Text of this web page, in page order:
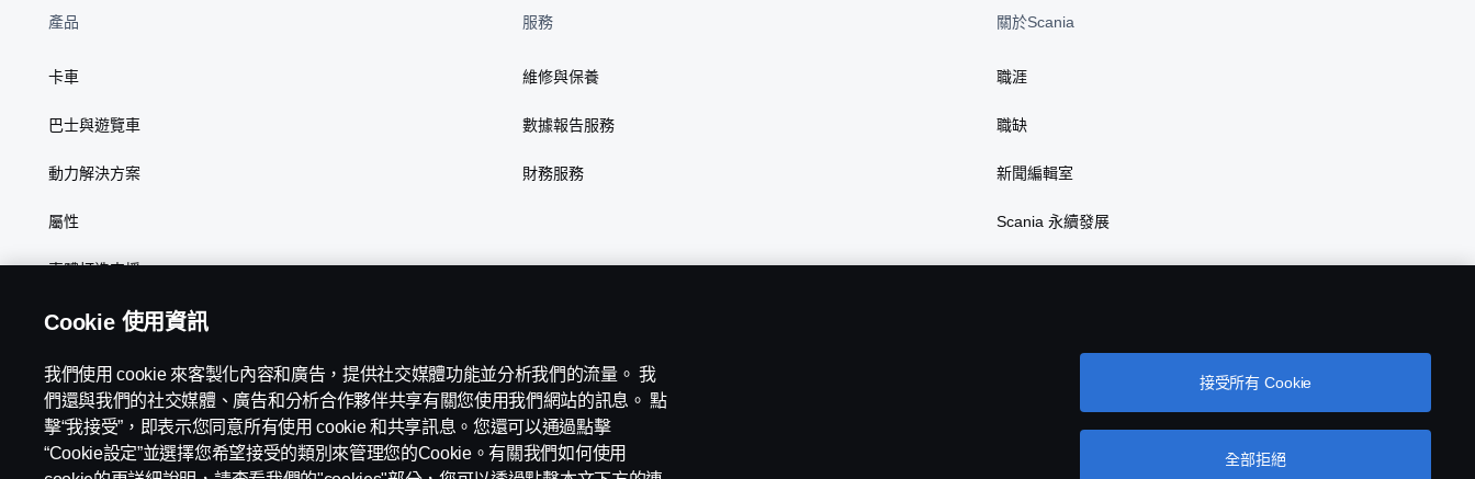
產品
卡車
巴士與遊覽車
動力解決方案
屬性
車體打造支援
服務
維修與保養
數據報告服務
財務服務
關於Scania
職涯
職缺
新聞編輯室
Scania 永續發展
Scania in Your Region: 台灣
Cookie 使用資訊
我們使用 cookie 來客製化內容和廣告，提供社交媒體功能並分析我們的流量。 我
們還與我們的社交媒體、廣告和分析合作夥伴共享有關您使用我們網站的訊息。 點
擊“我接受”，即表示您同意所有使用 cookie 和共享訊息。您還可以通過點擊
“Cookie設定”並選擇您希望接受的類別來管理您的Cookie。有關我們如何使用
全部拒絕
接受所有 Cookie